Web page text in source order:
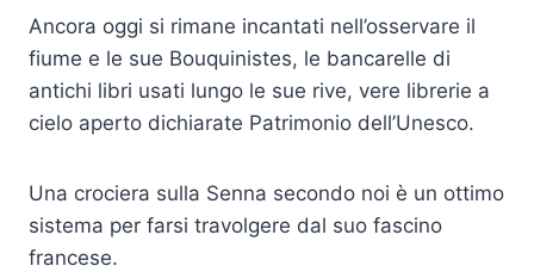
Ancora oggi si rimane incantati nell’osservare il
fiume e le sue Bouquinistes, le bancarelle di
antichi libri usati lungo le sue rive, vere librerie a
cielo aperto dichiarate Patrimonio dell’Unesco.
Una crociera sulla Senna secondo noi è un ottimo
sistema per farsi travolgere dal suo fascino
francese.